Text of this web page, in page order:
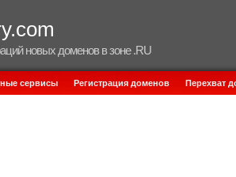
новых доменов в зоне .RU
сервисы Регистрация доменов Перехват